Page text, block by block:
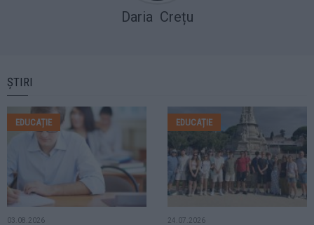
Daria Crețu
ȘTIRI
EDUCAȚIE
03.08.2026
EDUCAȚIE
24.07.2026